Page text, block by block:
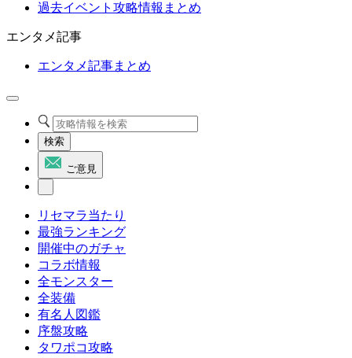
過去イベント攻略情報まとめ
エンタメ記事
エンタメ記事まとめ
検索
ご意見
リセマラ当たり
最強ランキング
開催中のガチャ
コラボ情報
全モンスター
全装備
有名人図鑑
序盤攻略
タワポコ攻略